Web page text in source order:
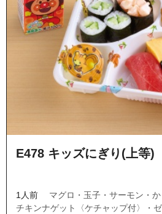
E478 キッズにぎり(上等)
1人前
マグロ・玉子・サーモン・
チキンナゲット〈ケチャップ付〉・